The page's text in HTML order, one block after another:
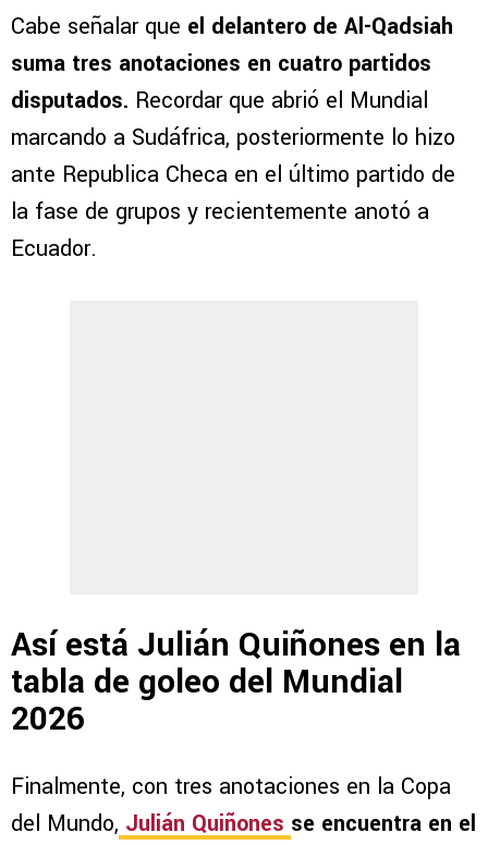
Cabe señalar que el delantero de Al-Qadsiah
suma tres anotaciones en cuatro partidos
disputados. Recordar que abrió el Mundial
marcando a Sudáfrica, posteriormente lo hizo
ante Republica Checa en el último partido de
la fase de grupos y recientemente anotó a
Ecuador.
Así está Julián Quiñones en la
tabla de goleo del Mundial
2026
Finalmente, con tres anotaciones en la Copa
del Mundo, Julián Quiñones se encuentra en el